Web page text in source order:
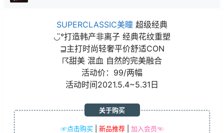
SUPERCLASSIC美瞳 超级经典
◡̈°打造韩产非离子 经典花纹重塑
⊒主打时尚轻奢平价舒适CON
☈甜美 混血 自然的完美融合
活动价：99/两幅
活动时间2021.5.4~5.31日
☞点击购买 新品推荐 加入会员☜
关于购买